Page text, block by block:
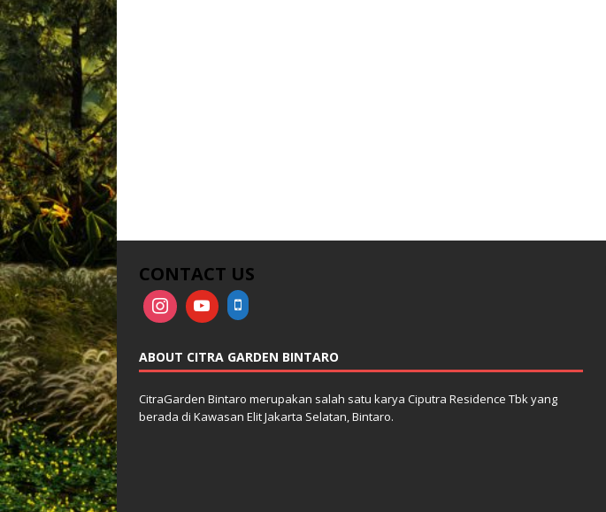
CONTACT US
ABOUT CITRA GARDEN BINTARO
CitraGarden Bintaro merupakan salah satu karya Ciputra Residence Tbk yang
berada di Kawasan Elit Jakarta Selatan, Bintaro.